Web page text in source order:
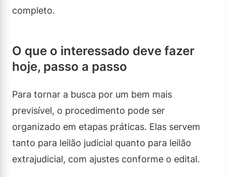
completo.
O que o interessado deve fazer
hoje, passo a passo
Para tornar a busca por um bem mais
previsível, o procedimento pode ser
organizado em etapas práticas. Elas servem
tanto para leilão judicial quanto para leilão
extrajudicial, com ajustes conforme o edital.